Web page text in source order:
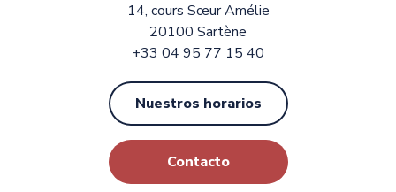
14, cours Sœur Amélie
20100 Sartène
+33 04 95 77 15 40
Nuestros horarios
Contacto